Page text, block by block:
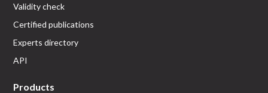
Validity check
Certified publications
Experts directory
API
Products